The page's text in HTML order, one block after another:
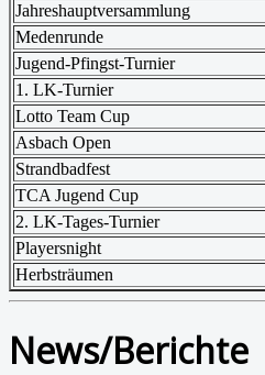
Jahreshauptversammlung
Medenrunde
Jugend-Pfingst-Turnier
1. LK-Turnier
Lotto Team Cup
Asbach Open
Strandbadfest
TCA Jugend Cup
2. LK-Tages-Turnier
Playersnight
Herbsträumen
News/Berichte